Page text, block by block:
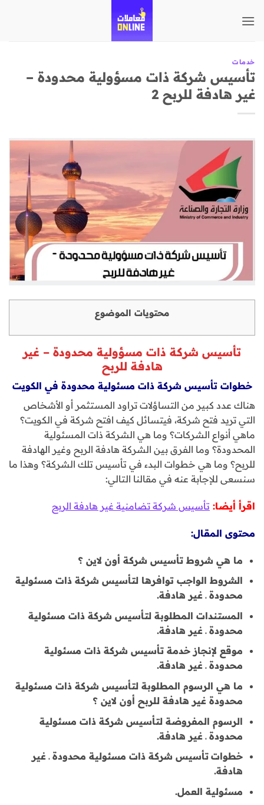
للمحتوى
خدمات
تأسيس شركة ذات مسؤولية محدودة –
غير هادفة للربح 2
محتويات الموضوع
تأسيس شركة ذات مسؤولية محدودة – غير
هادفة للربح
خطوات تأسيس شركة ذات مسئولية محدودة في الكويت
هناك عدد كبير من التساؤلات تراود المستثمر أو الأشخاص
التي تريد فتح شركة، فيتسائل كيف افتح شركة في الكويت؟
ماهي أنواع الشركات؟ وما هي الشركة ذات المسئولية
المحدودة؟ وما الفرق بين الشركة هادفة الربح وغير الهادفة
للربح؟ وما هي خطوات البدء في تأسيس تلك الشركة؟ وهذا ما
سنسعى للإجابة عنه في مقالنا التالي:
اقرأ أيضا: تأسيس شركة تضامنية غير هادفة الربح
محتوى المقال:
ما هي شروط تأسيس شركة أون لاين ؟
الشروط الواجب توافرها لتأسيس شركة ذات مسئولية
محدودة ـ غير هادفة.
المستندات المطلوبة لتأسيس شركة ذات مسئولية
محدودة ـ غير هادفة.
موقع لإنجاز خدمة تأسيس شركة ذات مسئولية
محدودة ـ غير هادفة.
ما هي الرسوم المطلوبة لتأسيس شركة ذات مسئولية
محدودة غير هادفة للربح أون لاين ؟
الرسوم المفروضة لتأسيس شركة ذات مسئولية
محدودة ـ غير هادفة.
خطوات تأسيس شركة ذات مسئولية محدودة ـ غير
هادفة.
مسئولية العمل.